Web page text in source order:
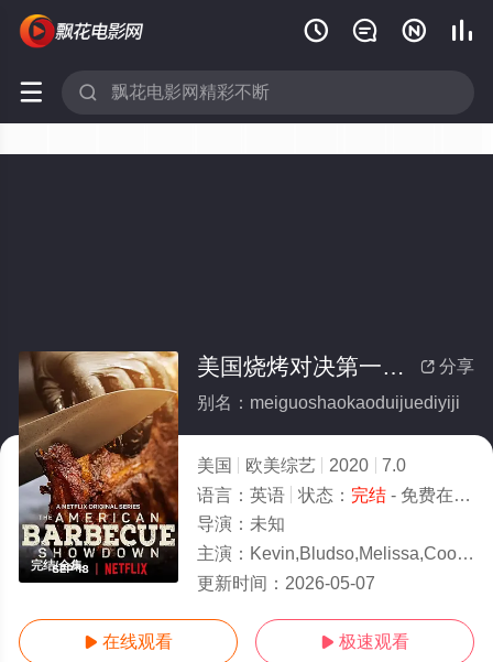
   
 
完结/全集
 分享
美国烧烤对决第一季(全集)
别名：meiguoshaokaoduijuediyiji
美国 欧美综艺 2020
7.0
语言： 英语 状态： 完结- 免费在线观看
导演： 未知
主演： Kevin,Bludso,Melissa,Cookston,莉蕊可·刘易斯,Rutledge
更新时间： 2026-05-07
 在线观看  极速观看